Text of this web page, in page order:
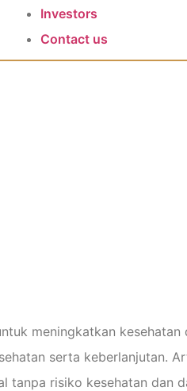
Investors
Contact us
meningkatkan kesehatan
serta keberlanjutan.
risiko kesehatan dan